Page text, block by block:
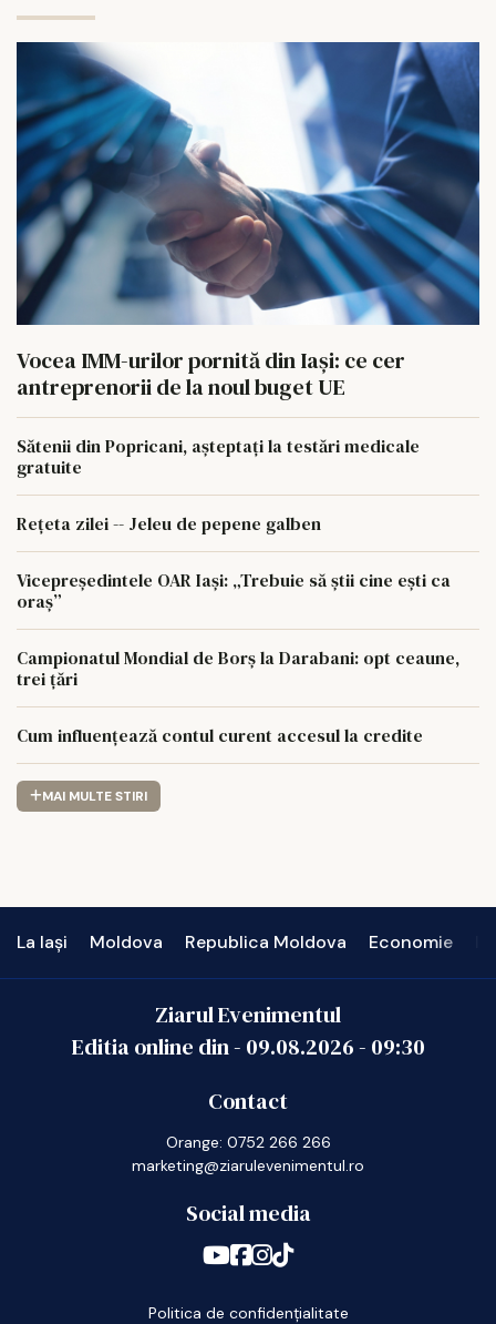
Vocea IMM-urilor pornită din Iași: ce cer
antreprenorii de la noul buget UE
Sătenii din Popricani, așteptați la testări medicale
gratuite
Rețeta zilei -- Jeleu de pepene galben
Vicepreședintele OAR Iași: „Trebuie să știi cine ești ca
oraș”
Campionatul Mondial de Borș la Darabani: opt ceaune,
trei țări
Cum influențează contul curent accesul la credite
MAI MULTE STIRI
La Iași Moldova Republica Moldova Economie
Ziarul Evenimentul
Editia online din - 09.08.2026- 09:30
Contact
Orange: 0752 266 266
marketing@ziarulevenimentul.ro
Social media
Politica de confidențialitate